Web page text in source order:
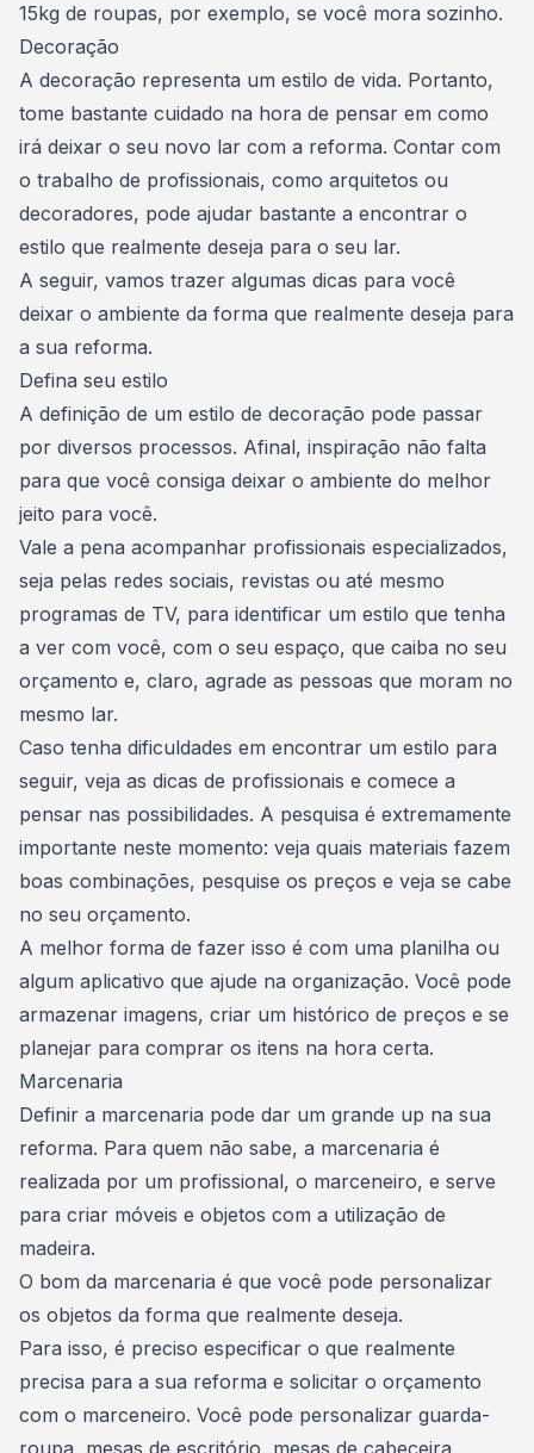
15kg de roupas, por exemplo, se você mora sozinho.
Decoração
A decoração representa um estilo de vida. Portanto,
tome bastante cuidado na hora de pensar em como
irá deixar o seu novo lar com a reforma. Contar com
o trabalho de profissionais, como arquitetos ou
decoradores, pode ajudar bastante a encontrar o
estilo que realmente deseja para o seu lar.
A seguir, vamos trazer algumas dicas para você
deixar o ambiente da forma que realmente deseja para
a sua reforma.
Defina seu estilo
A definição de um estilo de decoração pode passar
por diversos processos. Afinal, inspiração não falta
para que você consiga deixar o ambiente do melhor
jeito para você.
Vale a pena acompanhar profissionais especializados,
seja pelas redes sociais, revistas ou até mesmo
programas de TV, para identificar um estilo que tenha
a ver com você, com o seu espaço, que caiba no seu
orçamento e, claro, agrade as pessoas que moram no
mesmo lar.
Caso tenha dificuldades em encontrar um estilo para
seguir, veja as dicas de profissionais e comece a
pensar nas possibilidades. A pesquisa é extremamente
importante neste momento: veja quais materiais fazem
boas combinações, pesquise os preços e veja se cabe
no seu orçamento.
A melhor forma de fazer isso é com uma planilha ou
algum aplicativo que ajude na organização. Você pode
armazenar imagens, criar um histórico de preços e se
planejar para comprar os itens na hora certa.
Marcenaria
Definir a marcenaria pode dar um grande up na sua
reforma. Para quem não sabe, a marcenaria é
realizada por um profissional, o marceneiro, e serve
para criar móveis e objetos com a utilização de
madeira.
O bom da marcenaria é que você pode personalizar
os objetos da forma que realmente deseja.
Para isso, é preciso especificar o que realmente
precisa para a sua reforma e solicitar o orçamento
com o marceneiro. Você pode personalizar guarda-
roupa, mesas de escritório, mesas de cabeceira,